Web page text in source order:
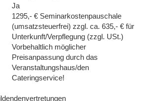
Ja
1295,- € Seminarkostenpauschale
(umsatzsteuerfrei) zzgl. ca. 635,- € für
Unterkunft/Verpflegung (zzgl. USt.)
Vorbehaltlich möglicher
Preisanpassung durch das
Veranstaltungshaus/den
Cateringservice!